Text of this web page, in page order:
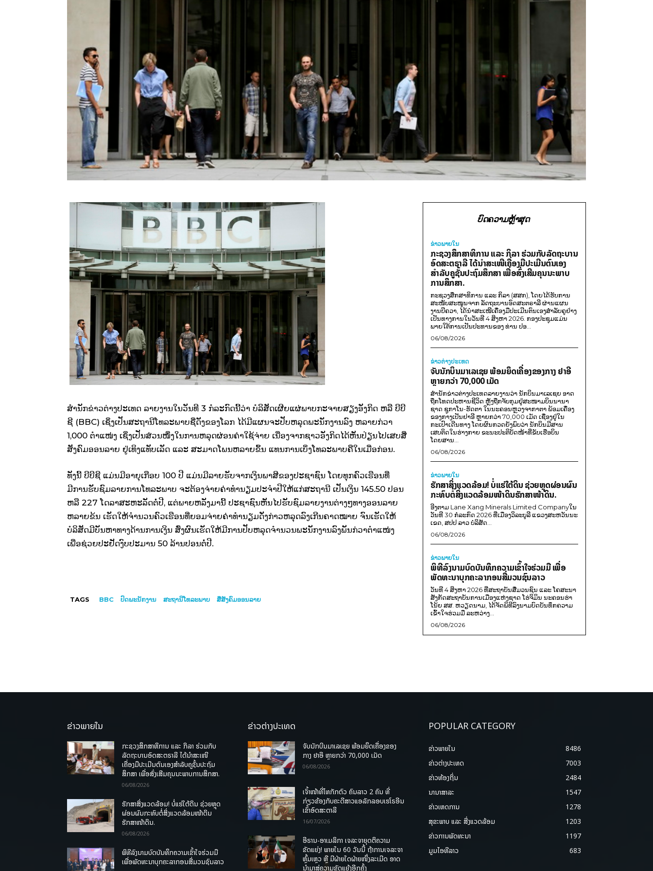
ສຳນັກຂ່າວຕ່າງປະເທດ ລາຍງານໃນວັນທີ 3 ກໍລະກົດນີ້ວ່າ ບໍລິສັດເຜີຍແຜ່ພາບກະຈາຍສຽງອັງກິດ ຫລື ບີບີ
ຊີ (BBC) ເຊິ່ງເປັນສະຖານີໂທລະພາບຊື່ດັງຂອງໂລກ ໄດ້ມີແຜນຈະປັບຫລຸດພະນັກງານລົງ ຫລາຍກ່ວາ
1,000 ຕຳແໜ່ງ ເຊິ່ງເປັນສ່ວນໜຶ່ງໃນການຫລຸດຜ່ອນຄ່າໃຊ້ຈ່າຍ ເນື່ອງຈາກຊາວອັງກິດໄດ້ຫັນປ່ຽນໄປເສບສື່
ສັງຄົມອອນລາຍ ຢູ່ເທິງແທັບເລັດ ແລະ ສະມາດໂພນຫລາຍຂຶ້ນ ແທນການເບິ່ງໂທລະພາບຄືໃນເມື່ອກ່ອນ.
ທັງນີ້ ບີບີຊີ ແມ່ນມີອາຍຸເກືອບ 100 ປີ ແມ່ນມີລາຍຮັບຈາກເງິນພາສີຂອງປະຊາຊົນ ໂດຍທຸກຄົວເຮືອນທີ່
ມີການຮັບຊົມລາຍການໂທລະພາບ ຈະຕ້ອງຈ່າຍຄ່າທຳນຽມປະຈຳປີໃຫ້ແກ່ສະຖານີ ເປັນເງິນ 145.50 ປອນ
ຫລື 227 ໂດລາສະຫະລັດຕໍ່ປີ, ແຕ່ພາຍຫລັງມານີ້ ປະຊາຊົນຫັນໄປຮັບຊົມລາຍງານຕ່າງໆທາງອອນລາຍ
ຫລາຍຂ້ນ ເຮັດໃຫ້ຈຳນວນຄົວເຮືອນທີ່ຍອມຈ່າຍຄ່າທຳນຽມດັ່ງກ່າວຫລຸດລົງເກີນຄາດໝາຍ ຈົນເຮັດໃຫ້
ບໍລິສັດມີບັນຫາທາງດ້ານການເງິນ ສົ່ງຜົນເຮັດໃຫ້ມີການປັບຫລຸດຈຳນວນພະນັກງານລົງພັນກ່ວາຕຳແໜ່ງ
ເພື່ອຊ່ວຍປະຢັດງົບປະມານ 50 ລ້ານປອນຕໍ່ປີ.
TAGS BBC ປົດພະນັກງານ ສະຖານີໂທລະພາບ ສື່ສັງຄົມອອນລາຍ
ບົດຄວາມຫຼ້າສຸດ
ຂ່າວພາຍ​ໃນ
ກະຊວງສຶກສາທິການ ແລະ ກິລາ ຮ່ວມກັບລັດຖະບານ
ອົດສະຕຣາລີ ໄດ້ນຳສະເໜີເຄື່ອງມືປະເມີນຕົນເອງ
ສຳລັບຄູຊັ້ນປະຖົມສຶກສາ ເພື່ອສົ່ງເສີມຄຸນນະພາບ
ການສຶກສາ.
ກະຊວງສຶກສາທິການ ແລະ ກິລາ (ສສກ), ໂດຍໄດ້ຮັບການ
ສະໜັບສະໜູນຈາກ ລັດຖະບານອົດສະຕຣາລີ ຜ່ານແຜນ
ງານບີຄວາ, ໄດ້ນຳສະເໜີເຄື່ອງມືປະເມີນຕົນເອງສຳລັບຄູຢ່າງ
ເປັນທາງການໃນວັນທີ 4 ສິງຫາ 2026. ກອງປະຊຸມແມ່ນ
ພາຍໃຕ້ການເປັນປະທານຂອງ ທ່ານ ປອ...
06/08/2026
ຂ່າວຕ່າງປະເທດ
ຈັບນັກບິນມາເລເຊຍ ພ້ອມຍຶດເຄື່ອງຂອງກາງ ຢາອີ
ຫຼາຍກວ່າ 70,000 ເມັດ
ສຳນັກຂ່າວຕ່າງປະເທດລາຍງານວ່າ ນັກບິນມາເລເຊຍ ອາດ
ຖືກໂທດປະຫານຊີວິດ ຫຼັງຖືກຈັບກຸມຢູ່ສະໜາມບິນນານາ
ຊາດ ຊູກາໂນ-ຮັດຕາ ໃນນະຄອນຫຼວງຈາກາຕາ ພ້ອມເຄື່ອງ
ຂອງກາງເປັນຢາອີ ຫຼາຍກວ່າ 70,000 ເມັດ ເຊື່ອງຢູ່ໃນ
ກະເປົາເດີນທາງ ໂດຍຜົນກວດຍັງພົບວ່າ ນັກບິນມີສານ
ເສບຕິດໃນຮ່າງກາຍ ຂະນະປະຕິບັດໜ້າທີ່ຂັບເຮືອບິນ
ໂດຍສານ...
06/08/2026
ຂ່າວພາຍ​ໃນ
ຮັກສາສິ່ງແວດລ້ອມ! ບໍ່ແຮ່ໃຕ້ດິນ ຊ່ວຍຫຼຸດຜ່ອນຜົນ
ກະທົບຕໍ່ສິ່ງແວດລ້ອມໜ້າດິນຮັກສາໜ້າດິນ.
ອີງຕາມ Lane Xang Minerals Limited Companyໃນ
ວັນທີ 30 ກໍລະກົດ 2026 ທີ່ເມືອງວິລະບູລີ ແຂວງສະຫວັນນະ
ເຂດ, ສປປ ລາວ ບໍລິສັດ...
06/08/2026
ຂ່າວພາຍ​ໃນ
ພິທີລົງນາມບົດບັນທຶກຄວາມເຂົ້າໃຈຮ່ວມມື ເພື່ອ
ພັດທະນາບຸກຄະລາກອນສື່ມວນຊົນລາວ
ວັນທີ 4 ສິງຫາ 2026 ທີ່ສະຖາບັນສື່ມວນຊົນ ແລະ ໂຄສະນາ
ສັງກັດສະຖາບັນການເມືອງແຫ່ງຊາດ ໂຮ່ຈິມິນ ນະຄອນຮ່າ
ໂນ້ຍ ສສ. ຫວຽດນາມ, ໄດ້ຈັດພິທີລົງນາມບົດບັນທຶກຄວາມ
ເຂົ້າໃຈຮ່ວມມື ລະຫວ່າງ...
06/08/2026
ຂ່າວພາຍໃນ
ກະຊວງສຶກສາທິການ ແລະ ກິລາ ຮ່ວມກັບ
ລັດຖະບານອົດສະຕຣາລີ ໄດ້ນຳສະເໜີ
ເຄື່ອງມືປະເມີນຕົນເອງສຳລັບຄູຊັ້ນປະຖົມ
ສຶກສາ ເພື່ອສົ່ງເສີມຄຸນນະພາບການສຶກສາ.
06/08/2026
ຮັກສາສິ່ງແວດລ້ອມ! ບໍ່ແຮ່ໃຕ້ດິນ ຊ່ວຍຫຼຸດ
ຜ່ອນຜົນກະທົບຕໍ່ສິ່ງແວດລ້ອມໜ້າດິນ
ຮັກສາໜ້າດິນ.
06/08/2026
ພິທີລົງນາມບົດບັນທຶກຄວາມເຂົ້າໃຈຮ່ວມມື
ເພື່ອພັດທະນາບຸກຄະລາກອນສື່ມວນຊົນລາວ
ຂ່າວຕ່າງປະເທດ
ຈັບນັກບິນມາເລເຊຍ ພ້ອມຍຶດເຄື່ອງຂອງ
ກາງ ຢາອີ ຫຼາຍກວ່າ 70,000 ເມັດ
06/08/2026
ເຈົ້າໜ້າທີ່ໄທກັກຕົວ ຄົນລາວ 2 ຄົນ ທີ່
ກ່ຽວຂ້ອງກັບຄະດີສາວແອລັກລອບເຮໂຣອີນ
ເຂົ້າອົດສະຕາລີ
16/07/2026
ອີຣານ-ອາເມລິກາ ເຈລະຈາຍຸດຕິຄວາມ
ຂັດແຍ່ງ! ພາຍໃນ 60 ວັນນີ້ ຖ້າການເຈລະຈາ
ຫຼົ້ມເຫຼວ ຫຼື ມີຝ່າຍໃດຝ່າຍໜຶ່ງລະເມີດ ອາດ
ນໍາມາສູ່ຄວາມຂັດແຍ້ງອີກຄັ້ງ
POPULAR CATEGORY
ຂ່າວພາຍ​ໃນ
8486
ຂ່າວຕ່າງປະເທດ
7003
ຂ່າວທ້ອງຖິ່ນ
2484
ນານາສາລະ
1547
ຂ່າວເຫດການ
1278
ສຸຂະພາບ ແລະ ສີ່ງແວດລ້ອມ
1203
ຂ່າວການພັດທະນາ
1197
ມູມໄອທີລາວ
683